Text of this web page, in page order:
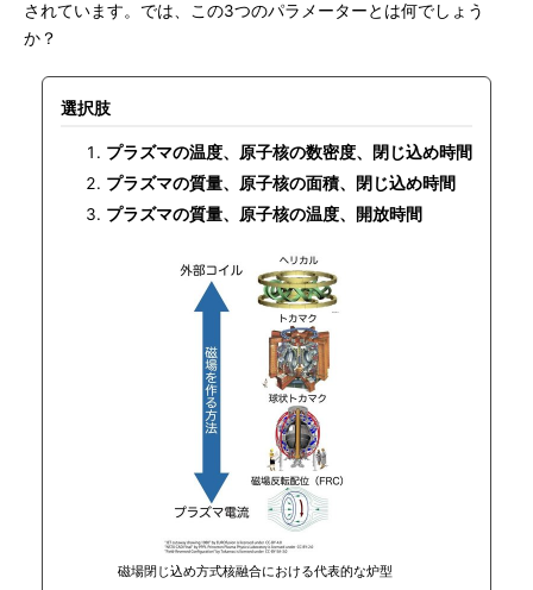
されています。では、この3つのパラメーターとは何でしょう
か？
選択肢
プラズマの温度、原子核の数密度、閉じ込め時間
プラズマの質量、原子核の面積、閉じ込め時間
プラズマの質量、原子核の温度、開放時間
磁場閉じ込め方式核融合における代表的な炉型